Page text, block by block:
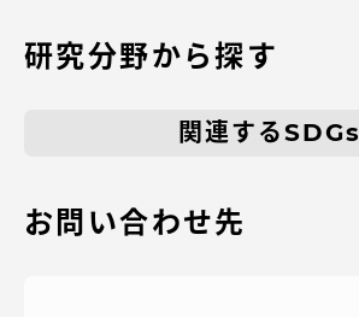
研究分野から探す
関連するSDGs
お問い合わせ先